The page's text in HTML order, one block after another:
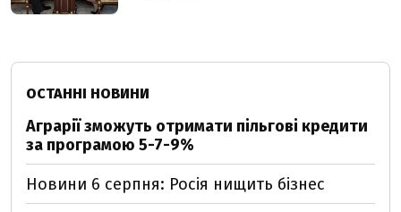
ОСТАННІ НОВИНИ
Аграрії зможуть отримати пільгові кредити
за програмою 5-7-9%
Новини 6 серпня: Росія нищить бізнес